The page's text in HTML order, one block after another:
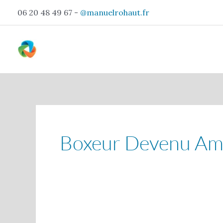
contenu
06 20 48 49 67 - @manuelrohaut.fr
Boxeur Devenu